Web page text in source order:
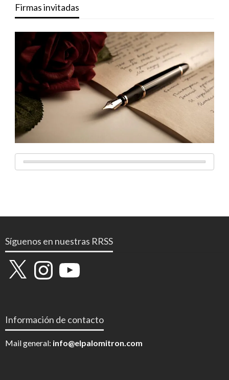
Firmas invitadas
Síguenos en nuestras RRSS
X InstagramYouTube
Información de contacto
Mail general: info@elpalomitron.com